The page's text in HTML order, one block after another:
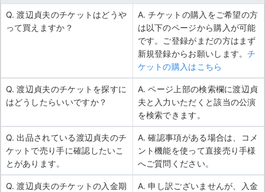
Q. 渡辺貞夫のチケットはどうや
って買えますか？
A. チケットの購入をご希望の方
は以下のページから購入が可能
です。ご登録がまだの方はまず
新規登録からお願いします。チ
ケットの購入はこちら
Q. 渡辺貞夫のチケットを探すに
はどうしたらいいですか？
A. ページ上部の検索欄に渡辺貞
夫と入力いただくと該当の公演
を検索できます。
Q. 出品されている渡辺貞夫のチ
ケットで売り手に確認したいこ
とがあります。
A. 確認事項がある場合は、コメ
ント機能を使って直接売り手様
へご質問ください。
Q. 渡辺貞夫のチケットの入金期
A. 申し訳ございませんが、入金